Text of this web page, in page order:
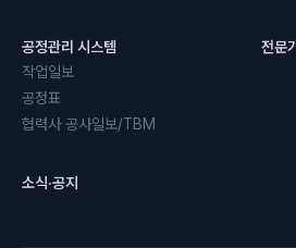
공정관리 시스템
작업일보
공정표
협력사 공사일보/TBM
전문
소식·공지